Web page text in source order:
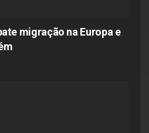
migração na Europa e